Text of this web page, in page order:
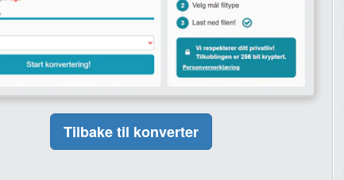
Tilbake til konverter